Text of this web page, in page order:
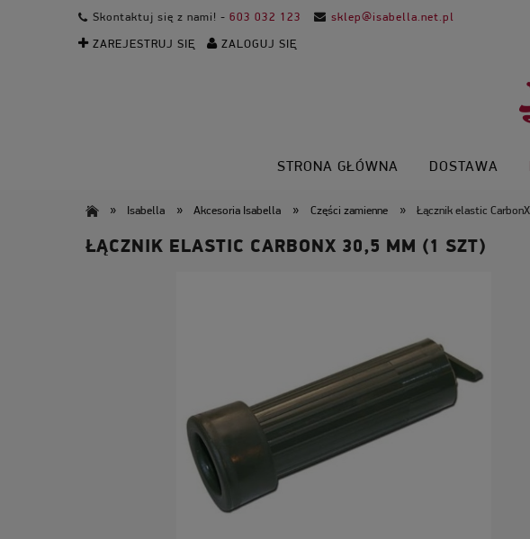
Skontaktuj się z nami! - 603 032 123 sklep@isabella.net.pl
ZAREJESTRUJ SIĘ ZALOGUJ SIĘ
STRONA GŁÓWNA DOSTAWA
» Isabella » Akcesoria Isabella » Części zamienne » Łącznik elastic
ŁĄCZNIK ELASTIC CARBONX 30,5 MM (1 SZT)